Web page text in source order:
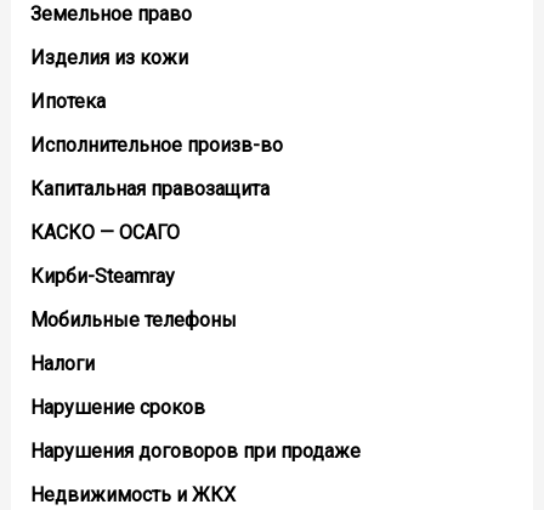
Земельное право
Изделия из кожи
Ипотека
Исполнительное произв-во
Капитальная правозащита
КАСКО — ОСАГО
Кирби-Steamray
Мобильные телефоны
Налоги
Нарушение сроков
Нарушения договоров при продаже
Недвижимость и ЖКХ